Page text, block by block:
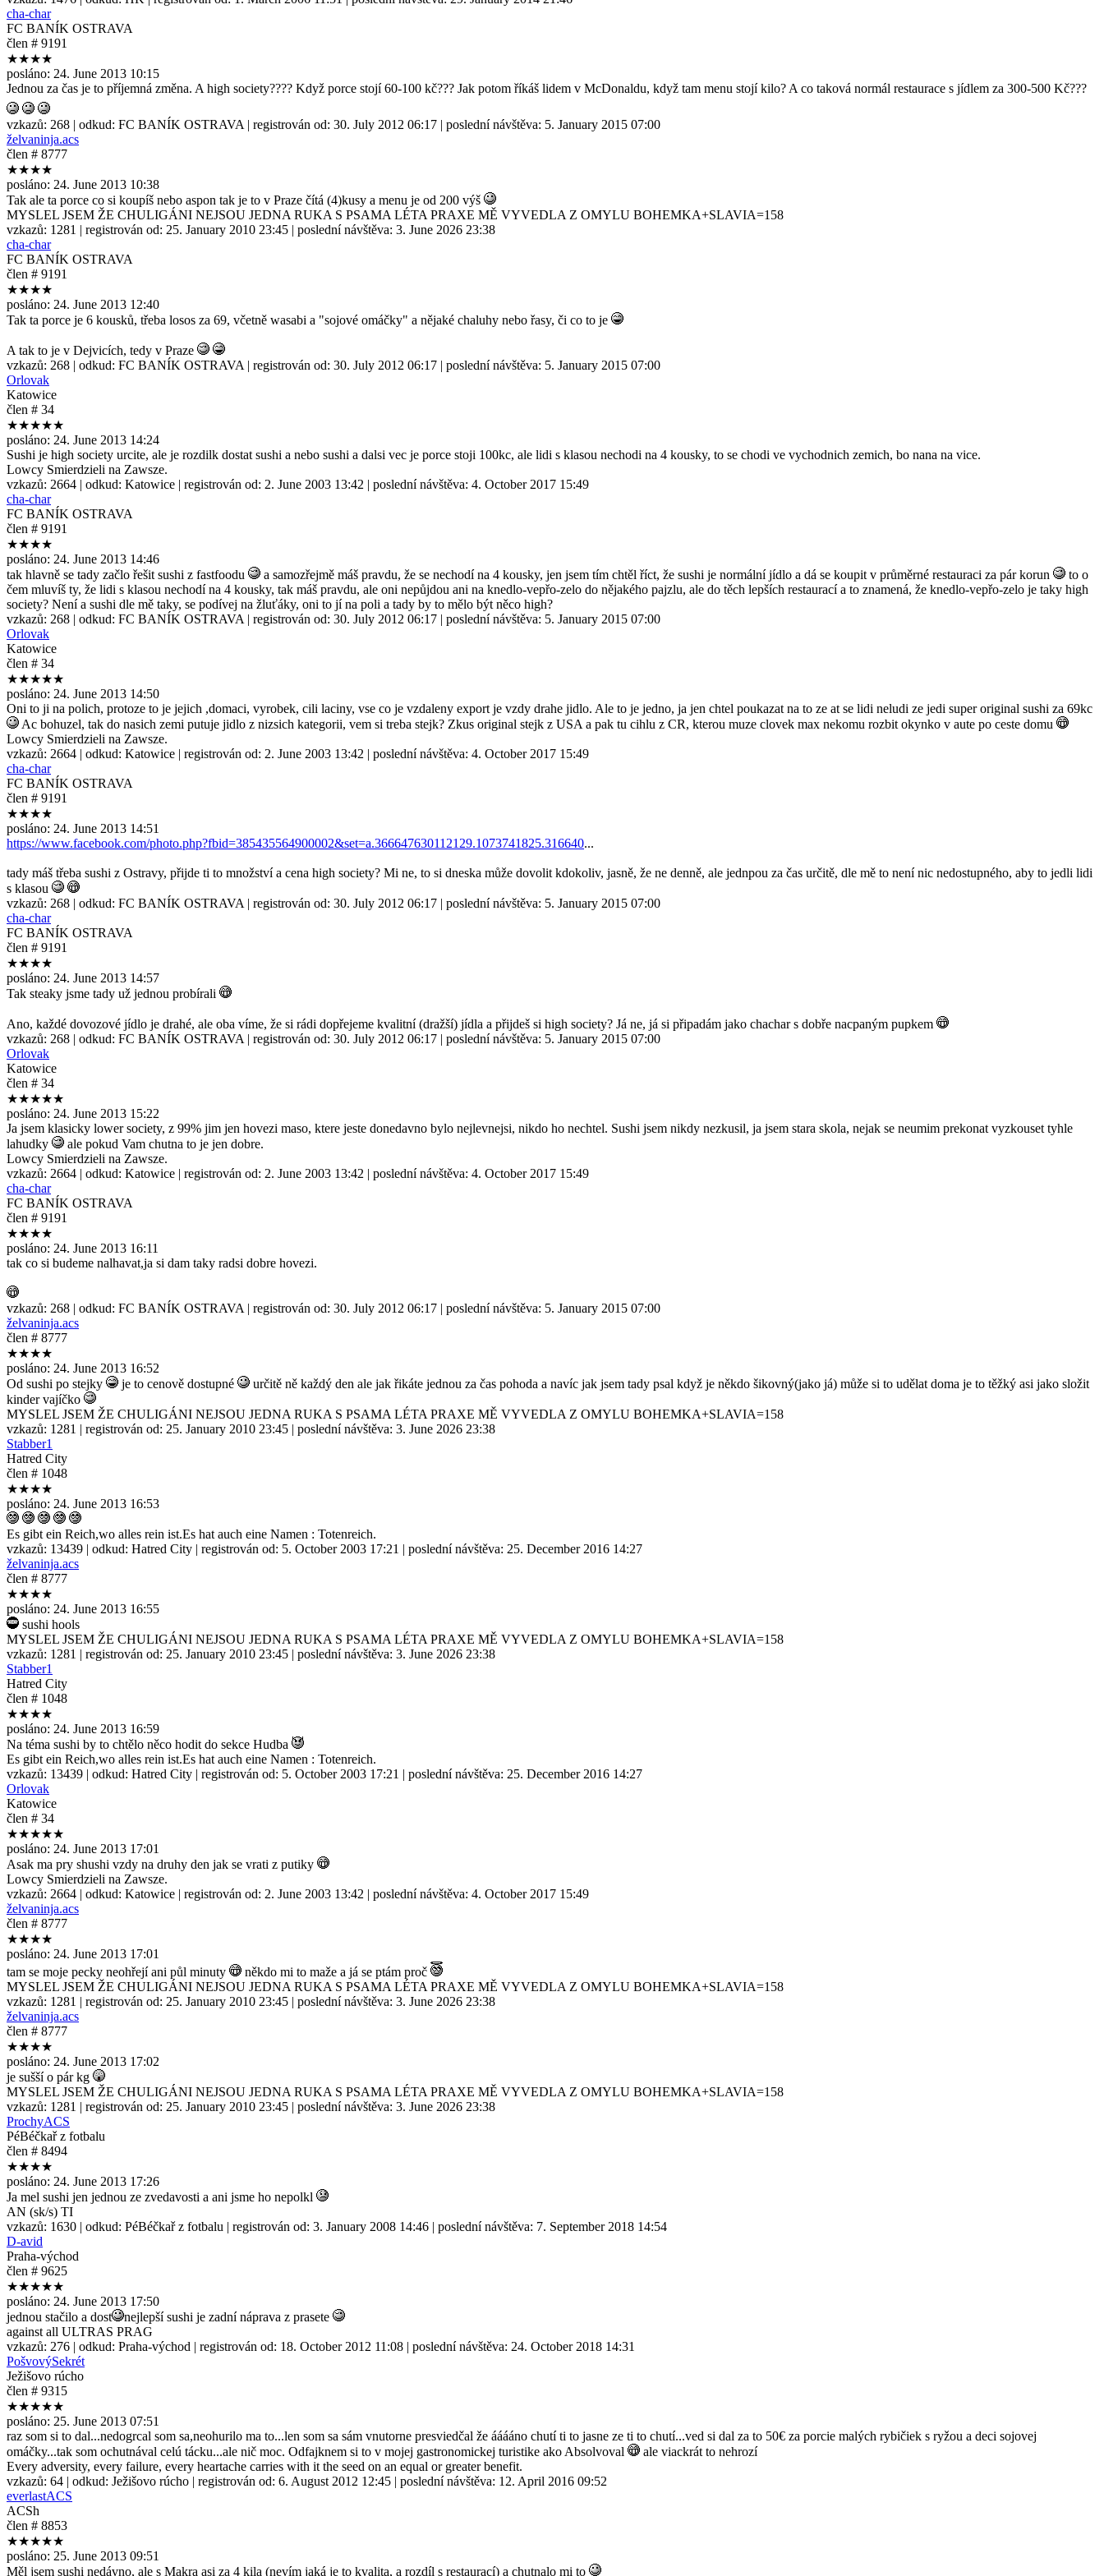
cha-char
FC BANÍK OSTRAVA
člen # 9191
★★★★
posláno: 24. June 2013 10:15
Jednou za čas je to příjemná změna. A high society???? Když porce stojí 60-100 kč??? Jak potom říkáš lidem v McDonaldu, když tam menu stojí kilo? A co taková normál restaurace s jídlem za 300-500 Kč???
vzkazů: 268 | odkud: FC BANÍK OSTRAVA | registrován od: 30. July 2012 06:17 | poslední návštěva: 5. January 2015 07:00
želvaninja.acs
člen # 8777
★★★★
posláno: 24. June 2013 10:38
Tak ale ta porce co si koupíš nebo aspon tak je to v Praze čítá (4)kusy a menu je od 200 výš
MYSLEL JSEM ŽE CHULIGÁNI NEJSOU JEDNA RUKA S PSAMA LÉTA PRAXE MĚ VYVEDLA Z OMYLU BOHEMKA+SLAVIA=158
vzkazů: 1281 | registrován od: 25. January 2010 23:45 | poslední návštěva: 3. June 2026 23:38
cha-char
FC BANÍK OSTRAVA
člen # 9191
★★★★
posláno: 24. June 2013 12:40
Tak ta porce je 6 kousků, třeba losos za 69, včetně wasabi a "sojové omáčky" a nějaké chaluhy nebo řasy, či co to je
A tak to je v Dejvicích, tedy v Praze
vzkazů: 268 | odkud: FC BANÍK OSTRAVA | registrován od: 30. July 2012 06:17 | poslední návštěva: 5. January 2015 07:00
Orlovak
Katowice
člen # 34
★★★★★
posláno: 24. June 2013 14:24
Sushi je high society urcite, ale je rozdilk dostat sushi a nebo sushi a dalsi vec je porce stoji 100kc, ale lidi s klasou nechodi na 4 kousky, to se chodi ve vychodnich zemich, bo nana na vice.
Lowcy Smierdzieli na Zawsze.
vzkazů: 2664 | odkud: Katowice | registrován od: 2. June 2003 13:42 | poslední návštěva: 4. October 2017 15:49
cha-char
FC BANÍK OSTRAVA
člen # 9191
★★★★
posláno: 24. June 2013 14:46
tak hlavně se tady začlo řešit sushi z fastfoodu
a samozřejmě máš pravdu, že se nechodí na 4 kousky, jen jsem tím chtěl říct, že sushi je normální jídlo a dá se koupit v průměrné restauraci za pár korun
to o
čem mluvíš ty, že lidi s klasou nechodí na 4 kousky, tak máš pravdu, ale oni nepůjdou ani na knedlo-vepřo-zelo do nějakého pajzlu, ale do těch lepších restaurací a to znamená, že knedlo-vepřo-zelo je taky high
society? Není a sushi dle mě taky, se podívej na žluťáky, oni to jí na poli a tady by to mělo být něco high?
vzkazů: 268 | odkud: FC BANÍK OSTRAVA | registrován od: 30. July 2012 06:17 | poslední návštěva: 5. January 2015 07:00
Orlovak
Katowice
člen # 34
★★★★★
posláno: 24. June 2013 14:50
Oni to ji na polich, protoze to je jejich ,domaci, vyrobek, cili laciny, vse co je vzdaleny export je vzdy drahe jidlo. Ale to je jedno, ja jen chtel poukazat na to ze at se lidi neludi ze jedi super original sushi za 69kc
Ac bohuzel, tak do nasich zemi putuje jidlo z nizsich kategorii, vem si treba stejk? Zkus original stejk z USA a pak tu cihlu z CR, kterou muze clovek max nekomu rozbit okynko v aute po ceste domu
Lowcy Smierdzieli na Zawsze.
vzkazů: 2664 | odkud: Katowice | registrován od: 2. June 2003 13:42 | poslední návštěva: 4. October 2017 15:49
cha-char
FC BANÍK OSTRAVA
člen # 9191
★★★★
posláno: 24. June 2013 14:51
https://www.facebook.com/photo.php?fbid=385435564900002&set=a.366647630112129.1073741825.316640...
tady máš třeba sushi z Ostravy, přijde ti to množství a cena high society? Mi ne, to si dneska může dovolit kdokoliv, jasně, že ne denně, ale jednpou za čas určitě, dle mě to není nic nedostupného, aby to jedli lidi
s klasou
vzkazů: 268 | odkud: FC BANÍK OSTRAVA | registrován od: 30. July 2012 06:17 | poslední návštěva: 5. January 2015 07:00
cha-char
FC BANÍK OSTRAVA
člen # 9191
★★★★
posláno: 24. June 2013 14:57
Tak steaky jsme tady už jednou probírali
Ano, každé dovozové jídlo je drahé, ale oba víme, že si rádi dopřejeme kvalitní (dražší) jídla a přijdeš si high society? Já ne, já si připadám jako chachar s dobře nacpaným pupkem
vzkazů: 268 | odkud: FC BANÍK OSTRAVA | registrován od: 30. July 2012 06:17 | poslední návštěva: 5. January 2015 07:00
Orlovak
Katowice
člen # 34
★★★★★
posláno: 24. June 2013 15:22
Ja jsem klasicky lower society, z 99% jim jen hovezi maso, ktere jeste donedavno bylo nejlevnejsi, nikdo ho nechtel. Sushi jsem nikdy nezkusil, ja jsem stara skola, nejak se neumim prekonat vyzkouset tyhle
lahudky
ale pokud Vam chutna to je jen dobre.
Lowcy Smierdzieli na Zawsze.
vzkazů: 2664 | odkud: Katowice | registrován od: 2. June 2003 13:42 | poslední návštěva: 4. October 2017 15:49
cha-char
FC BANÍK OSTRAVA
člen # 9191
★★★★
posláno: 24. June 2013 16:11
tak co si budeme nalhavat,ja si dam taky radsi dobre hovezi.
vzkazů: 268 | odkud: FC BANÍK OSTRAVA | registrován od: 30. July 2012 06:17 | poslední návštěva: 5. January 2015 07:00
želvaninja.acs
člen # 8777
★★★★
posláno: 24. June 2013 16:52
Od sushi po stejky
je to cenově dostupné
určitě ně každý den ale jak řikáte jednou za čas pohoda a navíc jak jsem tady psal když je někdo šikovný(jako já) může si to udělat doma je to těžký asi jako složit
kinder vajíčko
MYSLEL JSEM ŽE CHULIGÁNI NEJSOU JEDNA RUKA S PSAMA LÉTA PRAXE MĚ VYVEDLA Z OMYLU BOHEMKA+SLAVIA=158
vzkazů: 1281 | registrován od: 25. January 2010 23:45 | poslední návštěva: 3. June 2026 23:38
Stabber1
Hatred City
člen # 1048
★★★★
posláno: 24. June 2013 16:53
Es gibt ein Reich,wo alles rein ist.Es hat auch eine Namen : Totenreich.
vzkazů: 13439 | odkud: Hatred City | registrován od: 5. October 2003 17:21 | poslední návštěva: 25. December 2016 14:27
želvaninja.acs
člen # 8777
★★★★
posláno: 24. June 2013 16:55
sushi hools
MYSLEL JSEM ŽE CHULIGÁNI NEJSOU JEDNA RUKA S PSAMA LÉTA PRAXE MĚ VYVEDLA Z OMYLU BOHEMKA+SLAVIA=158
vzkazů: 1281 | registrován od: 25. January 2010 23:45 | poslední návštěva: 3. June 2026 23:38
Stabber1
Hatred City
člen # 1048
★★★★
posláno: 24. June 2013 16:59
Na téma sushi by to chtělo něco hodit do sekce Hudba
Es gibt ein Reich,wo alles rein ist.Es hat auch eine Namen : Totenreich.
vzkazů: 13439 | odkud: Hatred City | registrován od: 5. October 2003 17:21 | poslední návštěva: 25. December 2016 14:27
Orlovak
Katowice
člen # 34
★★★★★
posláno: 24. June 2013 17:01
Asak ma pry shushi vzdy na druhy den jak se vrati z putiky
Lowcy Smierdzieli na Zawsze.
vzkazů: 2664 | odkud: Katowice | registrován od: 2. June 2003 13:42 | poslední návštěva: 4. October 2017 15:49
želvaninja.acs
člen # 8777
★★★★
posláno: 24. June 2013 17:01
tam se moje pecky neohřejí ani půl minuty
někdo mi to maže a já se ptám proč
MYSLEL JSEM ŽE CHULIGÁNI NEJSOU JEDNA RUKA S PSAMA LÉTA PRAXE MĚ VYVEDLA Z OMYLU BOHEMKA+SLAVIA=158
vzkazů: 1281 | registrován od: 25. January 2010 23:45 | poslední návštěva: 3. June 2026 23:38
želvaninja.acs
člen # 8777
★★★★
posláno: 24. June 2013 17:02
je sušší o pár kg
MYSLEL JSEM ŽE CHULIGÁNI NEJSOU JEDNA RUKA S PSAMA LÉTA PRAXE MĚ VYVEDLA Z OMYLU BOHEMKA+SLAVIA=158
vzkazů: 1281 | registrován od: 25. January 2010 23:45 | poslední návštěva: 3. June 2026 23:38
ProchyACS
PéBéčkař z fotbalu
člen # 8494
★★★★
posláno: 24. June 2013 17:26
Ja mel sushi jen jednou ze zvedavosti a ani jsme ho nepolkl
AN (sk/s) TI
vzkazů: 1630 | odkud: PéBéčkař z fotbalu | registrován od: 3. January 2008 14:46 | poslední návštěva: 7. September 2018 14:54
D-avid
Praha-východ
člen # 9625
★★★★★
posláno: 24. June 2013 17:50
jednou stačilo a dost
nejlepší sushi je zadní náprava z prasete
against all ULTRAS PRAG
vzkazů: 276 | odkud: Praha-východ | registrován od: 18. October 2012 11:08 | poslední návštěva: 24. October 2018 14:31
PošvovýSekrét
Ježišovo rúcho
člen # 9315
★★★★★
posláno: 25. June 2013 07:51
raz som si to dal...nedogrcal som sa,neohurilo ma to...len som sa sám vnutorne presviedčal že ááááno chutí ti to jasne ze ti to chutí...ved si dal za to 50€ za porcie malých rybičiek s ryžou a deci sojovej
omáčky...tak som ochutnával celú tácku...ale nič moc. Odfajknem si to v mojej gastronomickej turistike ako Absolvoval
ale viackrát to nehrozí
Every adversity, every failure, every heartache carries with it the seed on an equal or greater benefit.
vzkazů: 64 | odkud: Ježišovo rúcho | registrován od: 6. August 2012 12:45 | poslední návštěva: 12. April 2016 09:52
everlastACS
ACSh
člen # 8853
★★★★★
posláno: 25. June 2013 09:51
Měl jsem sushi nedávno, ale s Makra asi za 4 kila (nevím jaká je to kvalita, a rozdíl s restaurací) a chutnalo mi to